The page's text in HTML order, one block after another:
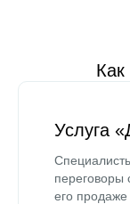
Как
Услуга
переговоры
его